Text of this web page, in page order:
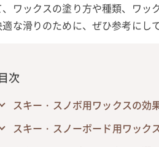
ワックスの塗り方や種類、ワッ
な滑りのために、ぜひ参考にし
次
スキー・スノボ用ワックスの効
スキー・スノーボード用ワック